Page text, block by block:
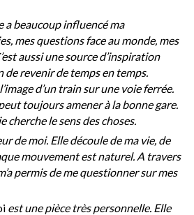
a beaucoup influencé ma
mes questions face au monde, mes
aussi une source d’inspiration
de revenir de temps en temps.
d’un train sur une voie ferrée.
toujours amener à la bonne gare.
cherche le sens des choses.
de moi. Elle découle de ma vie, de
mouvement est naturel. A travers
permis de me questionner sur mes
est une pièce très personnelle. Elle